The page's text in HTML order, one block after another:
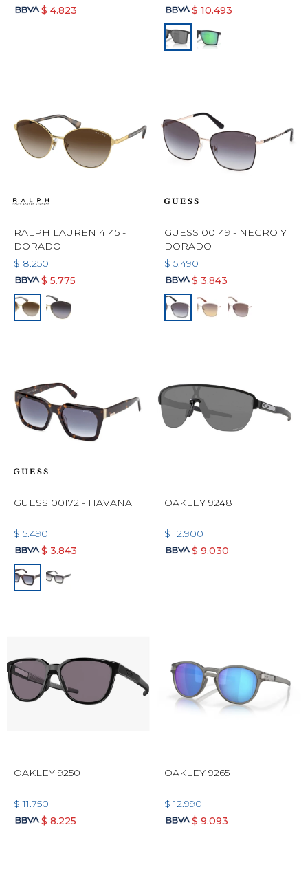
$ 4.823
$ 10.493
RALPH LAUREN 4145 -
DORADO
$ 8.250
$ 5.775
GUESS 00149 - NEGRO Y
DORADO
$ 5.490
$ 3.843
GUESS 00172 - HAVANA
$ 5.490
$ 3.843
OAKLEY 9248
$ 12.900
$ 9.030
OAKLEY 9250
$ 11.750
$ 8.225
OAKLEY 9265
$ 12.990
$ 9.093